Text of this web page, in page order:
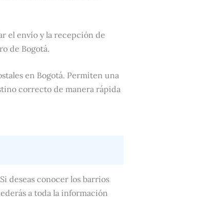
el envío y la recepción de
de Bogotá.
en Bogotá. Permiten una
correcto de manera rápida
deseas conocer los barrios
a toda la información